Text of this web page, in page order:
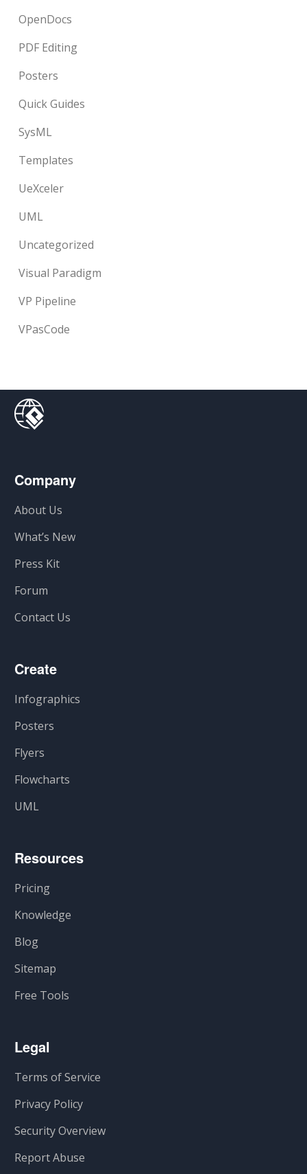
OpenDocs
PDF Editing
Posters
Quick Guides
SysML
Templates
UeXceler
UML
Uncategorized
Visual Paradigm
VP Pipeline
VPasCode
Company
About Us
What’s New
Press Kit
Forum
Contact Us
Create
Infographics
Posters
Flyers
Flowcharts
UML
Resources
Pricing
Knowledge
Blog
Sitemap
Free Tools
Legal
Terms of Service
Privacy Policy
Security Overview
Report Abuse